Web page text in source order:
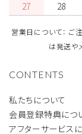
CONTENTS
私たちについて
会員登録特典につ
アフターサービス
27
28
営業日について： ご
は発送や